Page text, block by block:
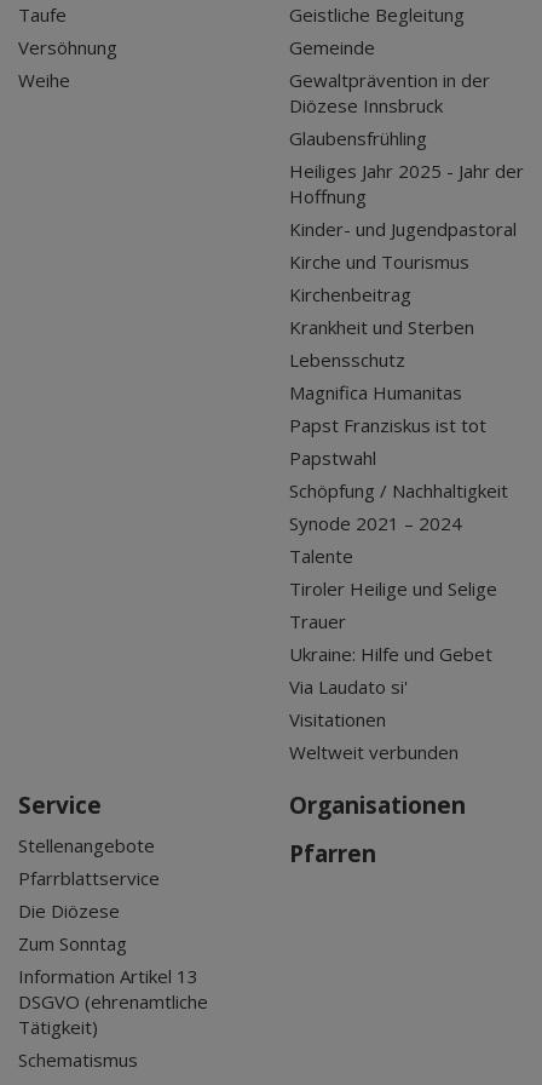
Taufe
Versöhnung
Weihe
Geistliche Begleitung
Gemeinde
Gewaltprävention in der
Diözese Innsbruck
Glaubensfrühling
Heiliges Jahr 2025 - Jahr der
Hoffnung
Kinder- und Jugendpastoral
Kirche und Tourismus
Kirchenbeitrag
Krankheit und Sterben
Lebensschutz
Magnifica Humanitas
Papst Franziskus ist tot
Papstwahl
Schöpfung / Nachhaltigkeit
Synode 2021 – 2024
Talente
Tiroler Heilige und Selige
Trauer
Ukraine: Hilfe und Gebet
Via Laudato si'
Visitationen
Weltweit verbunden
Service
Stellenangebote
Pfarrblattservice
Die Diözese
Zum Sonntag
Information Artikel 13
DSGVO (ehrenamtliche
Tätigkeit)
Schematismus
Organisationen
Pfarren